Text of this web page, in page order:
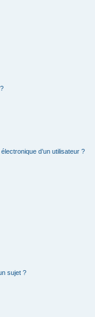
d’un utilisateur ?
sujet ?